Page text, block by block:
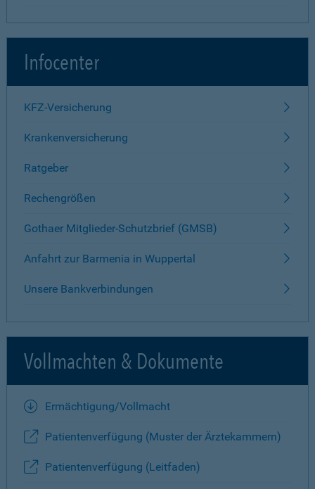
Infocenter
KFZ-Versicherung
Krankenversicherung
Ratgeber
Rechengrößen
Gothaer Mitglieder-Schutzbrief (GMSB)
Anfahrt zur Barmenia in Wuppertal
Unsere Bankverbindungen
Vollmachten & Dokumente
Ermächtigung/Vollmacht
Patientenverfügung (Muster der Ärztekammern)
Patientenverfügung (Leitfaden)